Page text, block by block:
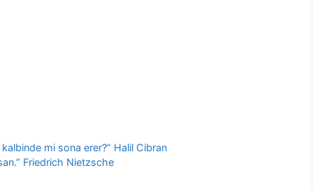
kalbinde mi sona erer?” Halil Cibran
Friedrich Nietzsche